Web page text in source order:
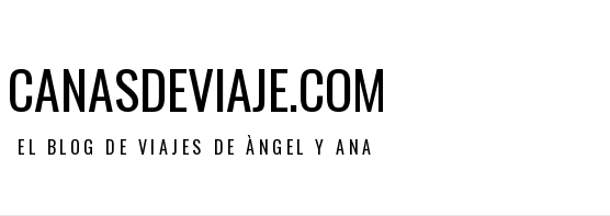
CANASDEVIAJE.COM
EL BLOG DE VIAJES DE ÀNGEL Y ANA